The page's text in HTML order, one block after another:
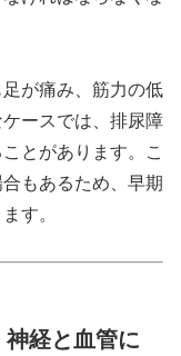
が痛み、筋力の低
ースでは、排尿障
とがあります。こ
もあるため、早期
す。
経と血管に